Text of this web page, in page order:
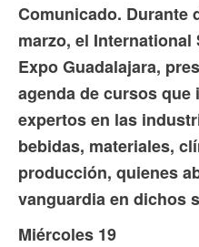
Comunicado. Durante
marzo, el International
Expo Guadalajara,
agenda de cursos que
expertos en las
bebidas, materiales,
producción, quienes
vanguardia en dichos
Miércoles 19